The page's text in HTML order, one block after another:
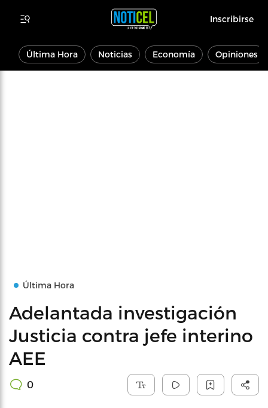
Inscribirse
Última Hora Noticias Economía Opiniones
Última Hora
Adelantada investigación
Justicia contra jefe interino
AEE
0